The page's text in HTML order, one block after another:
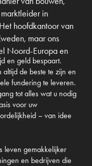
in
hoofdkantoor van
maar ons
Noord-Europa en
en geld bespaart.
de beste te zijn en
fundering te leveren.
tot alles wat u nodig
voor uw
– van idee
leven gemakkelijker
en bedrijven die